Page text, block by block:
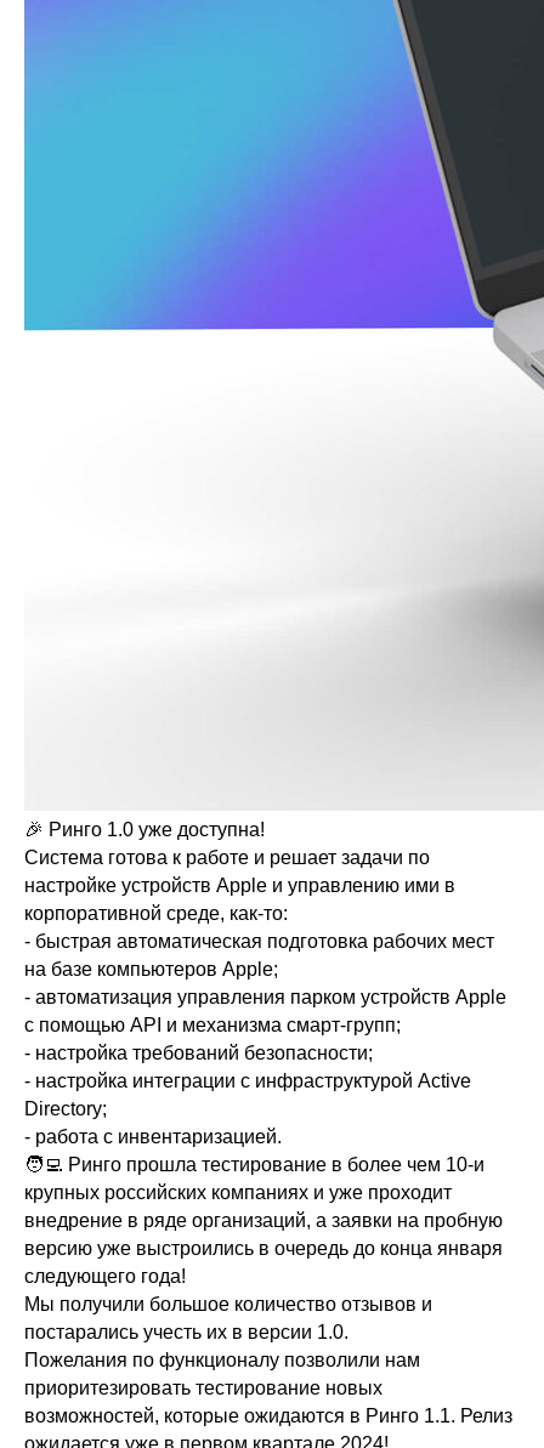
🎉 Ринго 1.0 уже доступна!
Система готова к работе и решает задачи по
настройке устройств Apple и управлению ими в
корпоративной среде, как-то:
- быстрая автоматическая подготовка рабочих мест
на базе компьютеров Apple;
- автоматизация управления парком устройств Apple
с помощью API и механизма смарт-групп;
- настройка требований безопасности;
- настройка интеграции с инфраструктурой Active
Directory;
- работа с инвентаризацией.
🧑‍💻 Ринго прошла тестирование в более чем 10-и
крупных российских компаниях и уже проходит
внедрение в ряде организаций, а заявки на пробную
версию уже выстроились в очередь до конца января
следующего года!
Мы получили большое количество отзывов и
постарались учесть их в версии 1.0.
Пожелания по функционалу позволили нам
приоритезировать тестирование новых
возможностей, которые ожидаются в Ринго 1.1. Релиз
ожидается уже в первом квартале 2024!
hello@ringomdm.ru
+7 (495) 540-41-83
О продукте